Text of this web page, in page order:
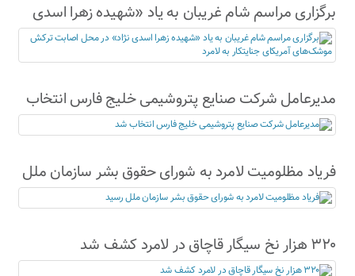
برگزاری مراسم شام غریبان به یاد «شهیده زهرا اسدی
نژاد» در محل اصابت ترکش موشک‌های آمریکای
جنایتکار به لامرد
مدیرعامل شرکت صنایع پتروشیمی خلیج فارس انتخاب
شد
فریاد مظلومیت لامرد به شورای حقوق بشر سازمان ملل
رسید
۳۲۰ هزار نخ سیگار قاچاق در لامرد کشف شد